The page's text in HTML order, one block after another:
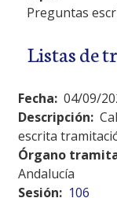
Preguntas
Listas de
Fecha: 04/09/
Descripción:
escrita
Órgano
Andalucía
Sesión: 106